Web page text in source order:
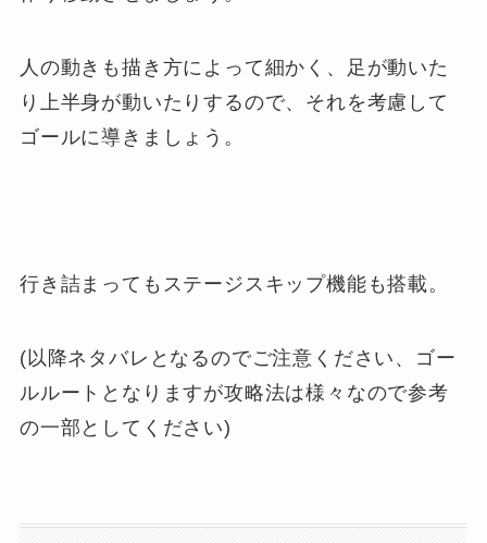
人の動きも描き方によって細かく、足が動いた
り上半身が動いたりするので、それを考慮して
ゴールに導きましょう。
行き詰まってもステージスキップ機能も搭載。
(以降ネタバレとなるのでご注意ください、ゴー
ルルートとなりますが攻略法は様々なので参考
の一部としてください)